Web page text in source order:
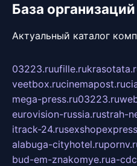
База организаций
Актуальный каталог
03223.ruufille.ru
veetbox.rucinemapost.ru
mega-press.ru03223.ru
eurovision-russia.rustrah-
itrack-24.ru
alabuga-cityhotel.ru
bud-em-znakomye.rua-